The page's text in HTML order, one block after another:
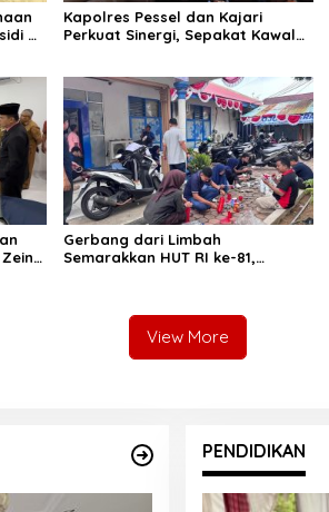
di
Kapolres Pessel dan Kajari
Perkuat Sinergi, Sepakat Kawal
Gerbang dari Limbah
Semarakkan HUT RI ke-81,
View More
PENDIDIKAN